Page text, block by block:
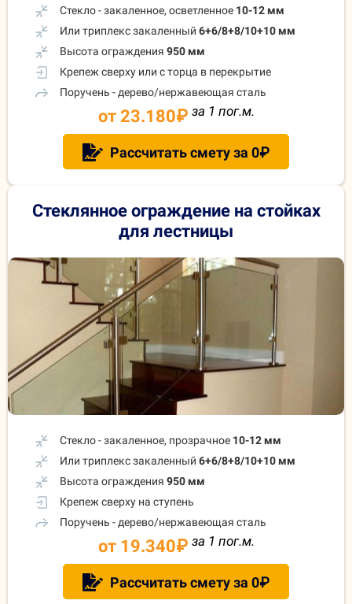
Стекло - закаленное, осветленное 10-12 мм
Или триплекс закаленный 6+6/8+8/10+10 мм
Высота ограждения 950 мм
Крепеж сверху или с торца в перекрытие
Поручень - дерево/нержавеющая сталь
от 23.180₽ за 1 пог.м.
Рассчитать смету за 0₽
Стеклянное ограждение на стойках
для лестницы
Стекло - закаленное, прозрачное 10-12 мм
Или триплекс закаленный 6+6/8+8/10+10 мм
Высота ограждения 950 мм
Крепеж сверху на ступень
Поручень - дерево/нержавеющая сталь
от 19.340₽ за 1 пог.м.
Рассчитать смету за 0₽